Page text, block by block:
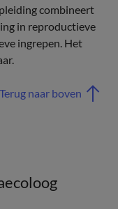
combineert
in reproductieve
ingrepen. Het
Terug naar boven